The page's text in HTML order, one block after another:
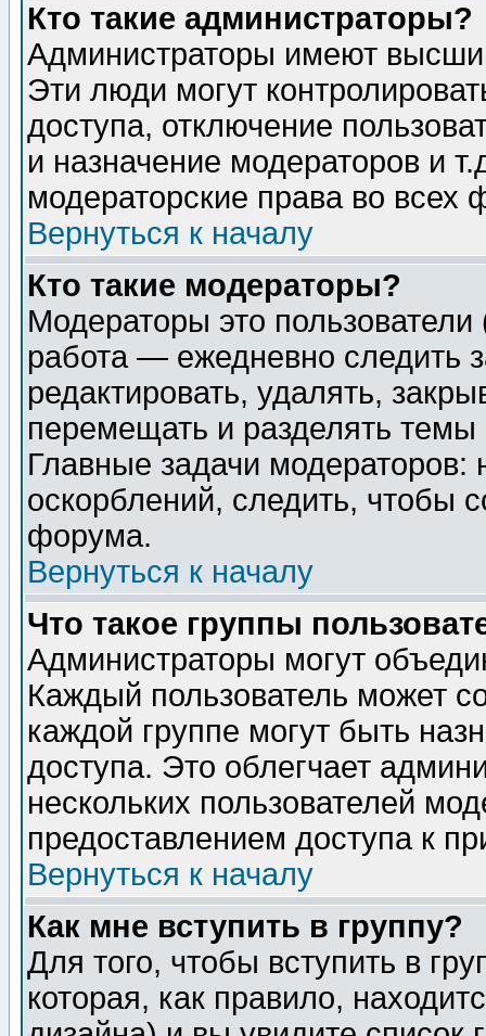
Кто такие администраторы?
Администраторы имеют
Эти люди могут
доступа, отключение
и назначение модераторов и
модераторские права во всех
Вернуться к началу
Кто такие модераторы?
Модераторы это
работа — ежедневно следить
редактировать, удалять,
перемещать и разделять
Главные задачи
оскорблений, следить, чтобы
форума.
Вернуться к началу
Что такое группы
Администраторы могут
Каждый пользователь может
каждой группе могут быть
доступа. Это облегчает
нескольких пользователей
предоставлением доступа к
Вернуться к началу
Как мне вступить в группу?
Для того, чтобы вступить в
которая, как правило,